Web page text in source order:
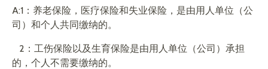
A:1：养老保险，医疗保险和失业保险，是由用人单位（公
司）和个人共同缴纳的。
2：工伤保险以及生育保险是由用人单位（公司）承担
的，个人不需要缴纳的。